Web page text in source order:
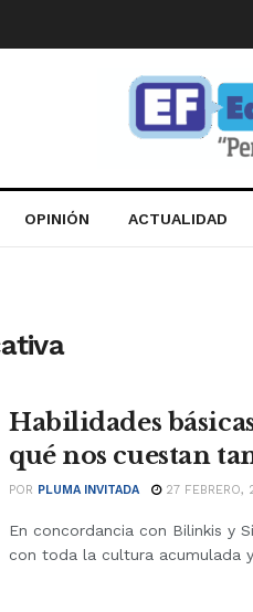
OPINIÓN ACTUALIDAD
Habilidades
qué nos cuestan
POR PLUMA INVITADA 27 FEBRERO,
En concordancia con Bilinkis y
con toda la cultura acumulada